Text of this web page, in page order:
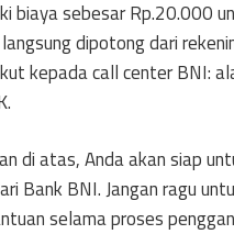
biaya sebesar Rp.20.000
dipotong dari
kepada call center BNI:
di atas, Anda akan siap
Bank BNI. Jangan ragu
selama proses